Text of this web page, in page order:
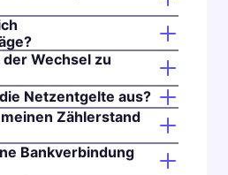
Wechsel zu
Netzentgelte aus?
Zählerstand
Bankverbindung